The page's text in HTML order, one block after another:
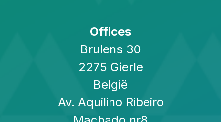
Offices
Brulens 30
2275 Gierle
België
Av. Aquilino Ribeiro